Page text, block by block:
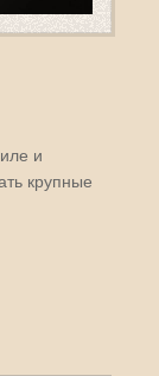
и
крупные